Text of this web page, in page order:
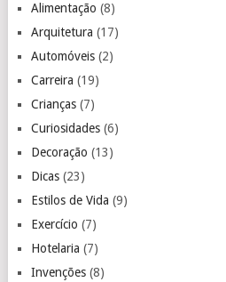
Alimentação (8)
Arquitetura (17)
Automóveis(2)
Carreira (19)
Crianças(7)
Curiosidades(6)
Decoração (13)
Dicas(23)
Estilos de Vida (9)
Exercício (7)
Hotelaria (7)
Invenções(8)